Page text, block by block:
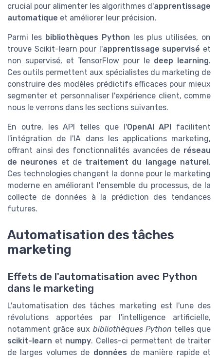
crucial pour alimenter les algorithmes d'apprentissage
automatique et améliorer leur précision.
Parmi les bibliothèques Python les plus utilisées, on
trouve Scikit-learn pour l'apprentissage supervisé et
non supervisé, et TensorFlow pour le deep learning.
Ces outils permettent aux spécialistes du marketing de
construire des modèles prédictifs efficaces pour mieux
segmenter et personnaliser l'expérience client, comme
nous le verrons dans les sections suivantes.
En outre, les API telles que l'OpenAI API facilitent
l'intégration de l'IA dans les applications marketing,
offrant ainsi des fonctionnalités avancées de réseau
de neurones et de traitement du langage naturel.
Ces technologies changent la donne pour le marketing
moderne en améliorant l'ensemble du processus, de la
collecte de données à la prédiction des tendances
futures.
Automatisation des tâches
marketing
Effets de l'automatisation avec Python
dans le marketing
L'automatisation des tâches marketing est l'une des
révolutions apportées par l'intelligence artificielle,
notamment grâce aux bibliothèques Python telles que
scikit-learn et numpy. Celles-ci permettent de traiter
de larges volumes de données de manière rapide et